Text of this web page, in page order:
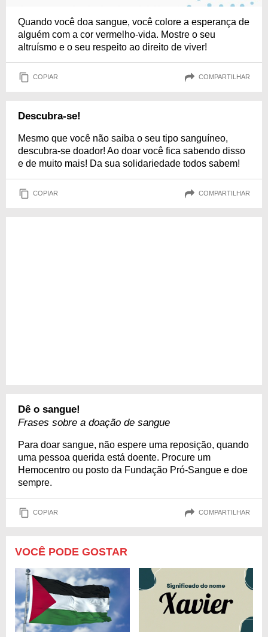
Quando você doa sangue, você colore a esperança de
alguém com a cor vermelho-vida. Mostre o seu
altruísmo e o seu respeito ao direito de viver!
COPIAR COMPARTILHAR
Descubra-se!
Mesmo que você não saiba o seu tipo sanguíneo,
descubra-se doador! Ao doar você fica sabendo disso
e de muito mais! Da sua solidariedade todos sabem!
COPIAR COMPARTILHAR
Dê o sangue!
Frases sobre a doação de sangue
Para doar sangue, não espere uma reposição, quando
uma pessoa querida está doente. Procure um
Hemocentro ou posto da Fundação Pró-Sangue e doe
sempre.
COPIAR COMPARTILHAR
VOCÊ PODE GOSTAR